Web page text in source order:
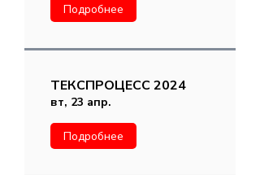
Подробнее
ТЕКСПРОЦЕСС 2024
вт, 23 апр.
Подробнее